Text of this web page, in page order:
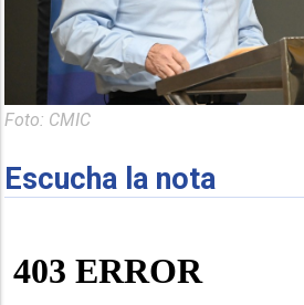
Foto: CMIC
Escucha la nota